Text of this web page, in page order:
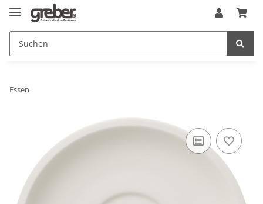
Essen